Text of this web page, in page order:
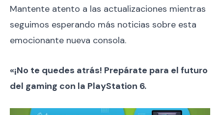
Mantente atento a las actualizaciones mientras
seguimos esperando más noticias sobre esta
emocionante nueva consola.
«¡No te quedes atrás! Prepárate para el futuro
del gaming con la PlayStation 6.